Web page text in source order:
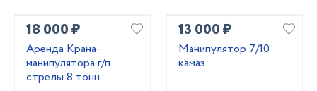
18 000 ₽
Аренда Крана-
манипулятора г/п
стрелы 8 тонн
13 000 ₽
Манипулятор 7/10
камаз